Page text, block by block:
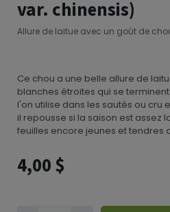
var. chinensis)
Allure de laitue avec un goût de
Ce chou a une belle allure de
blanches étroites qui se
l'on utilise dans les sautés ou cru
il repousse si la saison est assez
feuilles encore jeunes et tendres
4,00 $